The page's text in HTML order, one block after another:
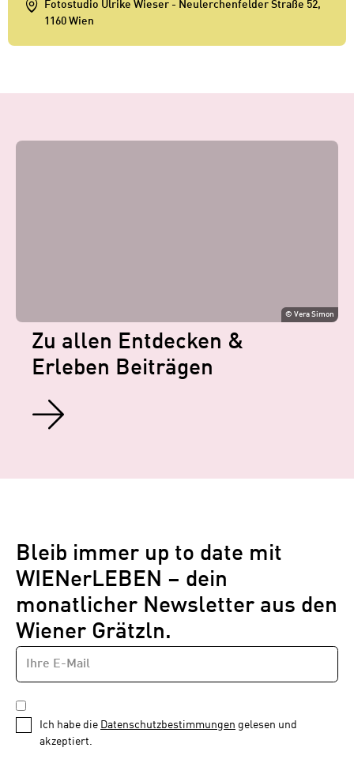
Fotostudio Ulrike Wieser - Neulerchenfelder Straße 52,
1160 Wien
1
©Vera Simon
Zu allen Entdecken &
Erleben Beiträgen
Bleib immer up to date mit
WIENerLEBEN – dein
monatlicher Newsletter aus den
Wiener Grätzln.
Newsletter
1
von
E-
MAIL-
ADRESSE
DATENSCHUTZBESTIMMUNGEN
*
Ich habe die Datenschutzbestimmungen gelesen und
akzeptiert.